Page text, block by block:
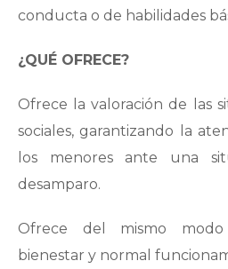
conducta o de habilidades
¿QUÉ OFRECE?
Ofrece la valoración de las
sociales, garantizando la
los menores ante una
desamparo.
Ofrece del mismo
bienestar y normal